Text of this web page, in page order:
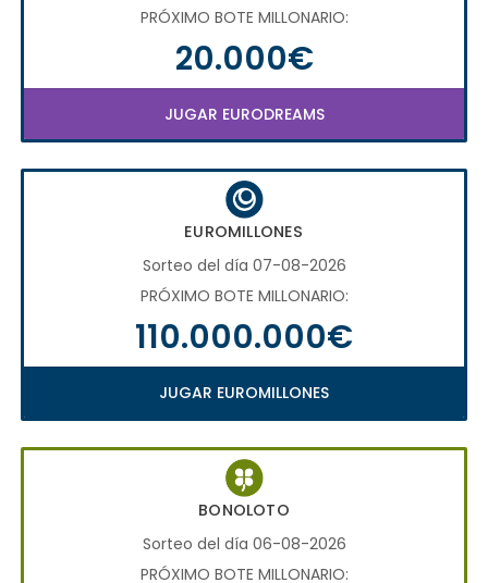
PRÓXIMO BOTE MILLONARIO:
20.000€
JUGAR EURODREAMS
EUROMILLONES
Sorteo del día 07-08-2026
PRÓXIMO BOTE MILLONARIO:
110.000.000€
JUGAR EUROMILLONES
BONOLOTO
Sorteo del día 06-08-2026
PRÓXIMO BOTE MILLONARIO: